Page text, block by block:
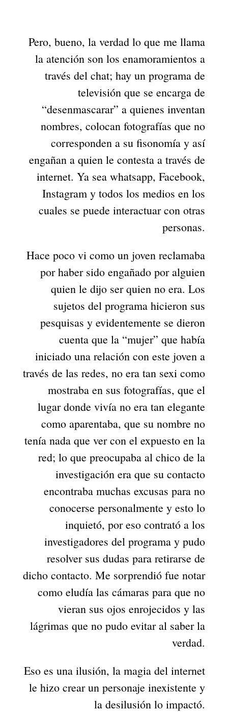
Pero, bueno, la verdad lo que me llama
la atención son los enamoramientos a
través del chat; hay un programa de
televisión que se encarga de
“desenmascarar” a quienes inventan
nombres, colocan fotografías que no
corresponden a su fisonomía y así
engañan a quien le contesta a través de
internet. Ya sea whatsapp, Facebook,
Instagram y todos los medios en los
cuales se puede interactuar con otras
personas.
Hace poco vi como un joven reclamaba
por haber sido engañado por alguien
quien le dijo ser quien no era. Los
sujetos del programa hicieron sus
pesquisas y evidentemente se dieron
cuenta que la “mujer” que había
iniciado una relación con este joven a
través de las redes, no era tan sexi como
mostraba en sus fotografías, que el
lugar donde vivía no era tan elegante
como aparentaba, que su nombre no
tenía nada que ver con el expuesto en la
red; lo que preocupaba al chico de la
investigación era que su contacto
encontraba muchas excusas para no
conocerse personalmente y esto lo
inquietó, por eso contrató a los
investigadores del programa y pudo
resolver sus dudas para retirarse de
dicho contacto. Me sorprendió fue notar
como eludía las cámaras para que no
vieran sus ojos enrojecidos y las
lágrimas que no pudo evitar al saber la
verdad.
Eso es una ilusión, la magia del internet
le hizo crear un personaje inexistente y
la desilusión lo impactó.